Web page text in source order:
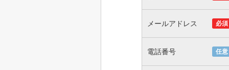
メールアドレス 必須
電話番号 任意